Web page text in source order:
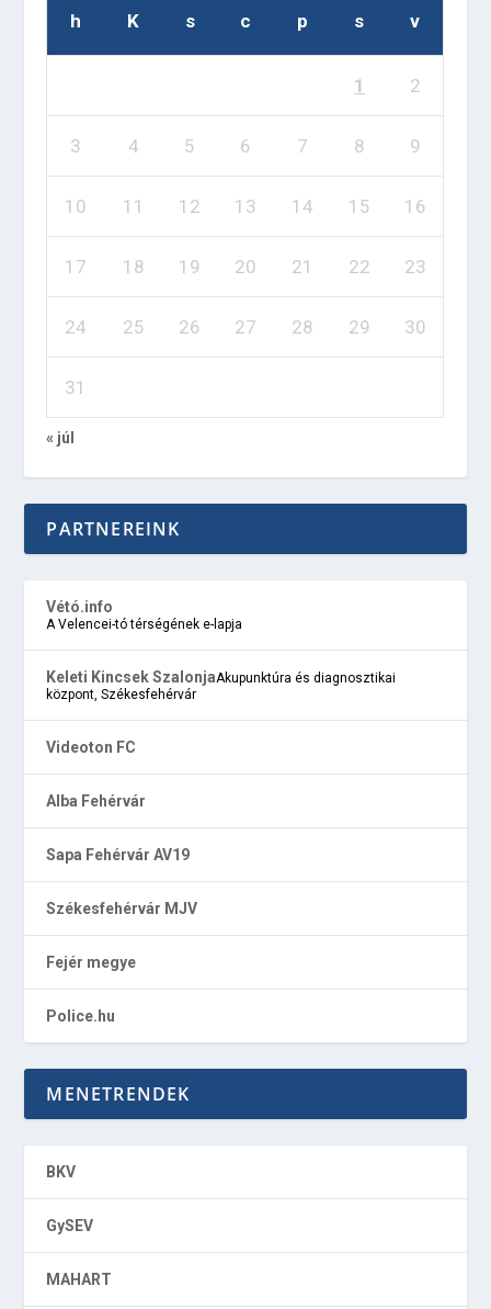
h K s c p s v
1 2
3 4 5 6 7 8 9
10 11 12 13 14 15 16
17 18 19 20 21 22 23
24 25 26 27 28 29 30
31
« júl
PARTNEREINK
Vétó.info
A Velencei-tó térségének e-lapja
Keleti Kincsek SzalonjaAkupunktúra és diagnosztikai
központ, Székesfehérvár
Videoton FC
Alba Fehérvár
Sapa Fehérvár AV19
Székesfehérvár MJV
Fejér megye
Police.hu
MENETRENDEK
BKV
GySEV
MAHART